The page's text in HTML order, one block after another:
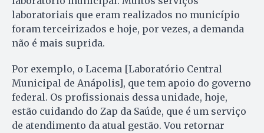
laboratoriais que eram realizados no município
foram terceirizados e hoje, por vezes, a demanda
não é mais suprida.
Por exemplo, o Lacema [Laboratório Central
Municipal de Anápolis], que tem apoio do governo
federal. Os profissionais dessa unidade, hoje,
estão cuidando do Zap da Saúde, que é um serviço
de atendimento da atual gestão. Vou retornar